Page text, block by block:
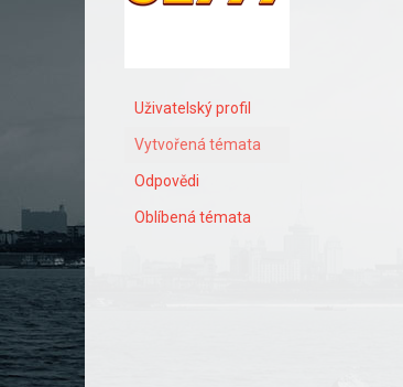
Uživatelský profil
Vytvořená témata
Odpovědi
Oblíbená témata